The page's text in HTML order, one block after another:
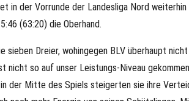
in der Vorrunde der Landesliga Nord
(63:20) die Oberhand.
Dreier, wohingegen BLV überhaupt
so auf unser Leistungs-Niveau
der Mitte des Spiels steigerten sie ihre